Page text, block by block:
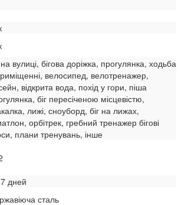
на вулиці, бігова доріжка, прогулянка, ходьба
велосипед, велотренажер,
відкрита вода, похід у гори, піша
біг пересіченою місцевістю,
лижі, сноуборд, біг на лижах,
орбітрек, гребний тренажер бігові
плани тренувань, інше
дней
сталь